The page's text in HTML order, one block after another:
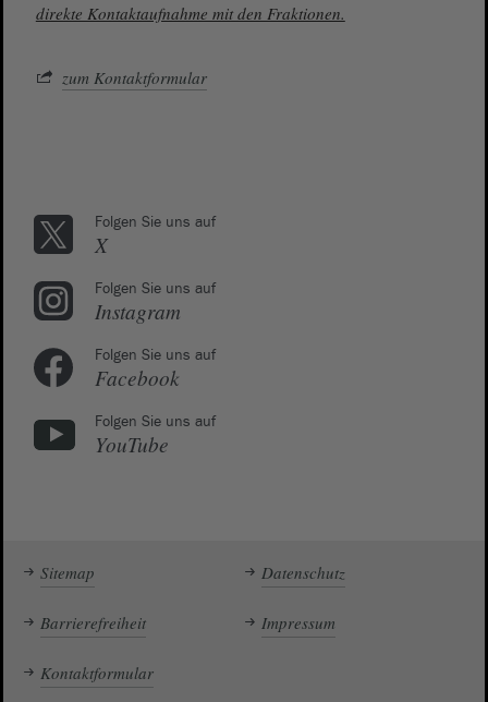
direkte Kontaktaufnahme mit den Fraktionen.
zum Kontaktformular
Folgen Sie uns auf
X
Folgen Sie uns auf
Instagram
Folgen Sie uns auf
Facebook
Folgen Sie uns auf
YouTube
Sitemap Datenschutz
Barrierefreiheit Impressum
Kontaktformular